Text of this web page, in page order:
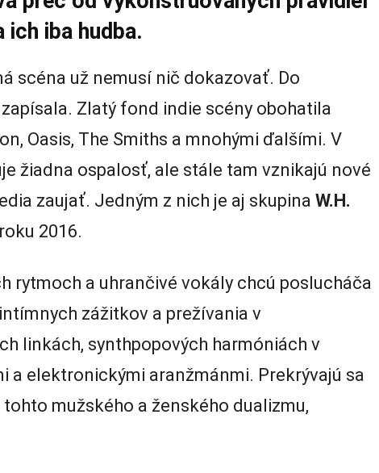
ich iba hudba.
scéna už nemusí nič dokazovať. Do
Zlatý fond indie scény obohatila
Oasis, The Smiths a mnohými ďalšími. V
žiadna ospalosť, ale stále tam vznikajú nové
zaujať. Jedným z nich je aj skupina W.H.
2016.
rytmoch a uhrančivé vokály chcú poslucháča
zážitkov a prežívania v
linkách, synthpopových harmóniách v
a elektronickými aranžmánmi. Prekrývajú sa
mužského a ženského dualizmu,